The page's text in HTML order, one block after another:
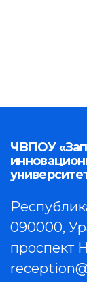
ЧВПОУ
090000,
проспект